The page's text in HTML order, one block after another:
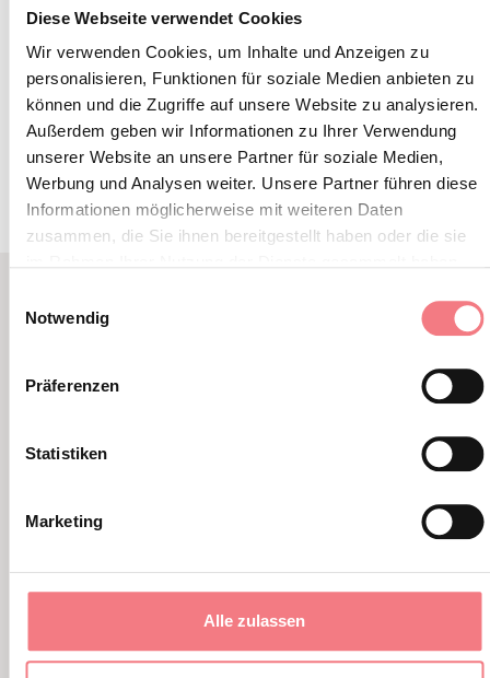
Diese Webseite verwendet Cookies
Wir verwenden Cookies, um Inhalte und Anzeigen zu
personalisieren, Funktionen für soziale Medien anbieten zu
können und die Zugriffe auf unsere Website zu analysieren.
Außerdem geben wir Informationen zu Ihrer Verwendung
unserer Website an unsere Partner für soziale Medien,
Werbung und Analysen weiter. Unsere Partner führen diese
Informationen möglicherweise mit weiteren Daten
zusammen, die Sie ihnen bereitgestellt haben oder die sie
Notwendig
Präferenzen
Statistiken
Marketing
Alle zulassen
INFORMATIONEN ANFORDERN
LBL_EVENTI_CORRELATI